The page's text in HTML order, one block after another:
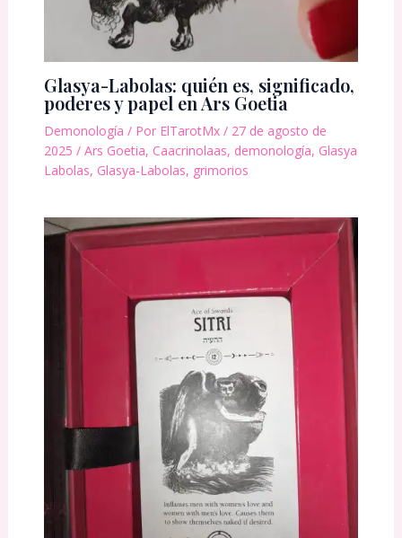
Glasya-Labolas: quién es, significado,
poderes y papel en Ars Goetia
Demonología / Por ElTarotMx / 27 de agosto de
2025 / Ars Goetia, Caacrinolaas, demonología, Glasya
Labolas, Glasya-Labolas, grimorios